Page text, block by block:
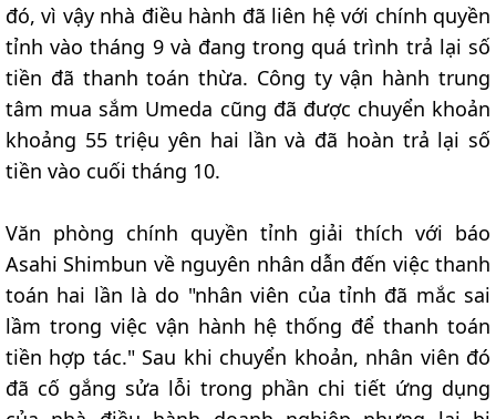
đó, vì vậy nhà điều hành đã liên hệ với chính quyền
tỉnh vào tháng 9 và đang trong quá trình trả lại số
tiền đã thanh toán thừa. Công ty vận hành trung
tâm mua sắm Umeda cũng đã được chuyển khoản
khoảng 55 triệu yên hai lần và đã hoàn trả lại số
tiền vào cuối tháng 10.
Văn phòng chính quyền tỉnh giải thích với báo
Asahi Shimbun về nguyên nhân dẫn đến việc thanh
toán hai lần là do "nhân viên của tỉnh đã mắc sai
lầm trong việc vận hành hệ thống để thanh toán
tiền hợp tác." Sau khi chuyển khoản, nhân viên đó
đã cố gắng sửa lỗi trong phần chi tiết ứng dụng